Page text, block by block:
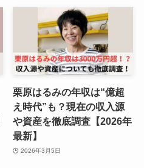
栗原はるみの年収は“億超
え時代”も？現在の収入源
や資産を徹底調査【2026年
最新】
2026年3月5日